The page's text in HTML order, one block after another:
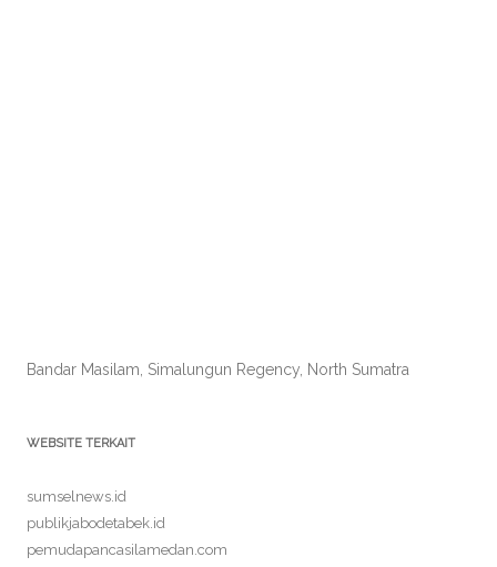
Bandar Masilam, Simalungun Regency, North Sumatra
WEBSITE TERKAIT
sumselnews.id
publikjabodetabek.id
pemudapancasilamedan.com